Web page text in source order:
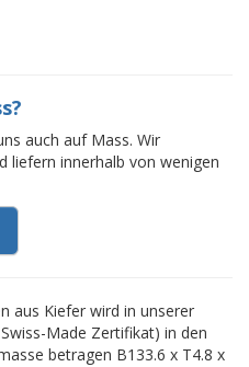
auch auf Mass. Wir
liefern innerhalb von wenigen
aus Kiefer wird in unserer
Made Zertifikat) in den
betragen B133.6 x T4.8 x